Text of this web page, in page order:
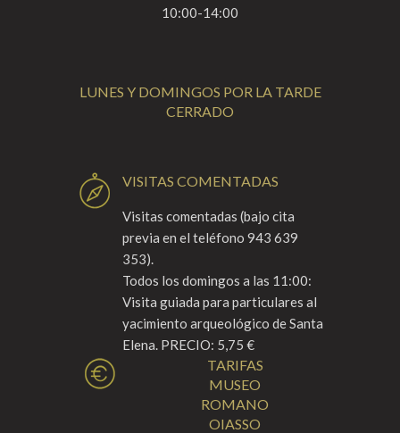
10:00-14:00
LUNES Y DOMINGOS POR LA TARDE
CERRADO
VISITAS COMENTADAS
Visitas comentadas (bajo cita
previa en el teléfono 943 639
353).
Todos los domingos a las 11:00:
Visita guiada para particulares al
yacimiento arqueológico de Santa
Elena. PRECIO: 5,75 €
TARIFAS
MUSEO
ROMANO
OIASSO